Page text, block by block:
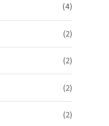
(4)
(2)
(2)
(2)
(2)